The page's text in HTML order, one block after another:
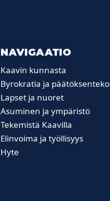
NAVIGAATIO
Kaavin kunnasta
Byrokratia ja päätöksenteko
Lapset ja nuoret
Asuminen ja ympäristö
Tekemistä Kaavilla
Elinvoima ja työllisyys
Hyte